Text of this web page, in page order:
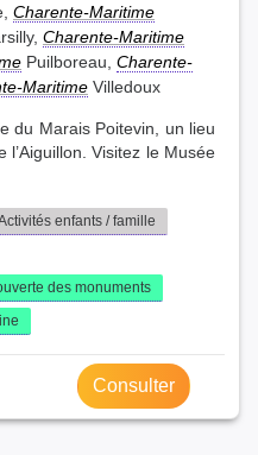
Charente-Maritime
Charente-Maritime
Puilboreau, Charente-
Maritime Villedoux
du Marais Poitevin, un lieu
Visitez le Musée
enfants / famille
des monuments
Consulter